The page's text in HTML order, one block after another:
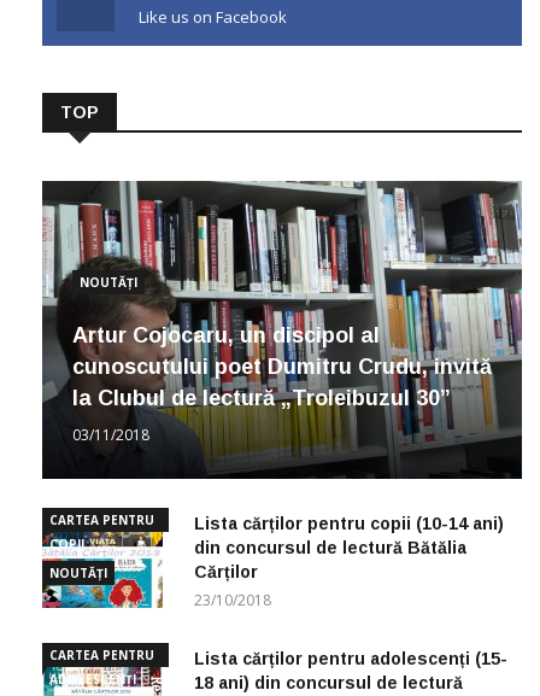
Like us on Facebook
TOP
NOUTĂȚI
Artur Cojocaru, un discipol al
cunoscutului poet Dumitru Crudu, invită
la Clubul de lectură „Troleibuzul 30”
03/11/2018
CARTEA PENTRU
COPII
NOUTĂȚI
Lista cărților pentru copii (10-14 ani)
din concursul de lectură Bătălia
Cărților
23/10/2018
CARTEA PENTRU
ADOLESCENȚI
Lista cărților pentru adolescenți (15-
18 ani) din concursul de lectură